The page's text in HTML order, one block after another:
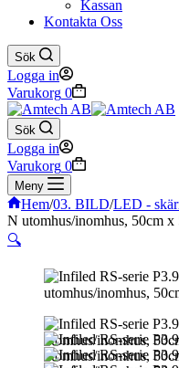
Kassan
Kontakta Oss
Sök
Logga in
Varukorg 0
Sök
Logga in
Varukorg 0
Meny
Hem/03. BILD/LED -
N utomhus/inomhus, 50cm x
🔍